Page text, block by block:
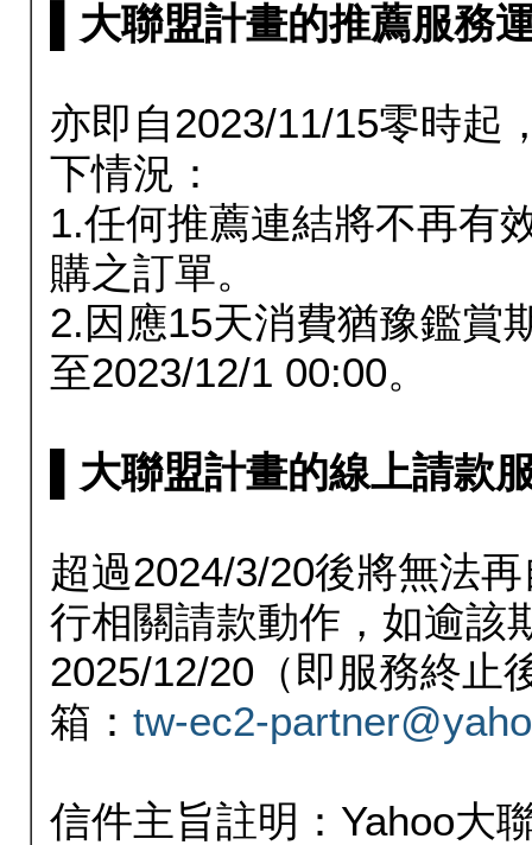
▌大聯盟計畫的推薦服務
亦即自2023/11/15零時起
下情況：
1.任何推薦連結將不再有
購之訂單。
2.因應15天消費猶豫鑑賞
至2023/12/1 00:00。
▌大聯盟計畫的線上請款
超過2024/3/20後將無法
行相關請款動作，如逾該
2025/12/20（即服務終止
箱： tw-ec2-
信件主旨註明：Yahoo大